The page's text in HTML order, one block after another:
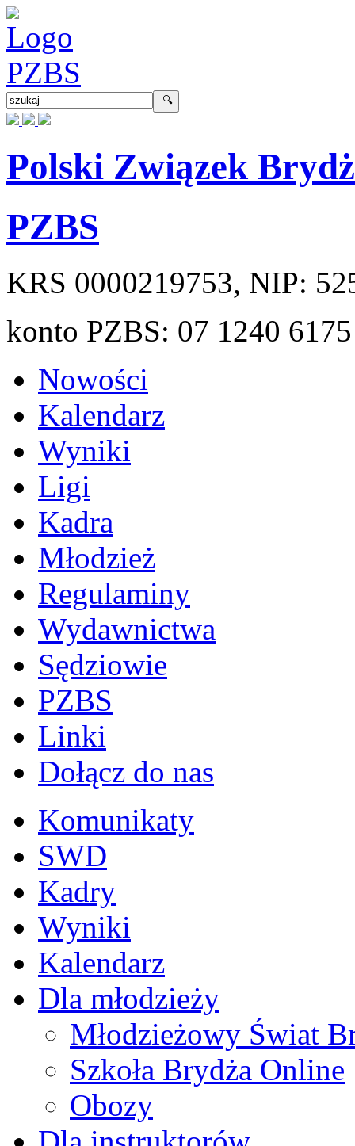
Polski Związek
PZBS
KRS 0000219753, NIP:
konto PZBS: 07 1240
Nowości
Kalendarz
Wyniki
Ligi
Kadra
Młodzież
Regulaminy
Wydawnictwa
Sędziowie
PZBS
Linki
Dołącz do nas
Komunikaty
SWD
Kadry
Wyniki
Kalendarz
Dla młodzieży
Młodzieżowy Świat
Szkoła Brydża Online
Obozy